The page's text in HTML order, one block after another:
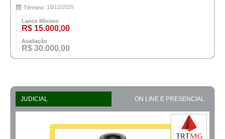
Término: 10/12/2025
Lance Mínimo
R$ 15.000,00
Avaliação
R$ 30.000,00
JUDICIAL ON LINE E PRESENCIAL